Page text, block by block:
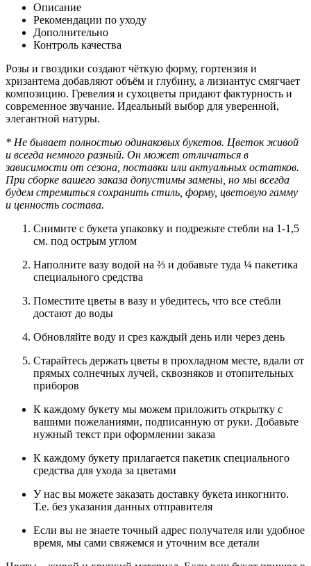
Описание
Рекомендации по уходу
Дополнительно
Контроль качества
Розы и гвоздики создают чёткую форму, гортензия и
хризантема добавляют объём и глубину, а лизиантус смягчает
композицию. Гревелия и сухоцветы придают фактурность и
современное звучание. Идеальный выбор для уверенной,
элегантной натуры.
* Не бывает полностью одинаковых букетов. Цветок живой
и всегда немного разный. Он может отличаться в
зависимости от сезона, поставки или актуальных остатков.
При сборке вашего заказа допустимы замены, но мы всегда
будем стремиться сохранить стиль, форму, цветовую гамму
и ценность состава.
Снимите с букета упаковку и подрежьте стебли на 1-1,5
см. под острым углом
Наполните вазу водой на ⅔ и добавьте туда ¼ пакетика
специального средства
Поместите цветы в вазу и убедитесь, что все стебли
достают до воды
Обновляйте воду и срез каждый день или через день
Старайтесь держать цветы в прохладном месте, вдали от
прямых солнечных лучей, сквозняков и отопительных
приборов
К каждому букету мы можем приложить открытку с
вашими пожеланиями, подписанную от руки. Добавьте
нужный текст при оформлении заказа
К каждому букету прилагается пакетик специального
средства для ухода за цветами
У нас вы можете заказать доставку букета инкогнито.
Т.е. без указания данных отправителя
Если вы не знаете точный адрес получателя или удобное
время, мы сами свяжемся и уточним все детали